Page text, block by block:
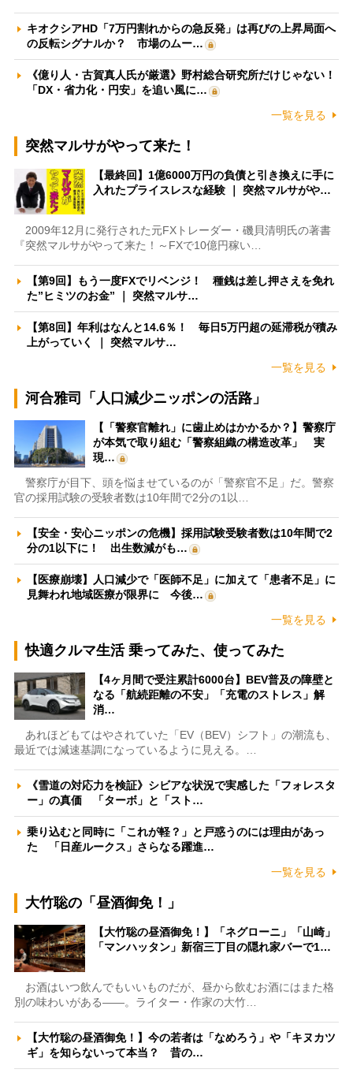
キオクシアHD「7万円割れからの急反発」は再びの上昇局面へ
の反転シグナルか？ 市場のムー…
《億り人・古賀真人氏が厳選》野村総合研究所だけじゃない！
「DX・省力化・円安」を追い風に…
一覧を見る
突然マルサがやって来た！
【最終回】1億6000万円の負債と引き換えに手に
入れたプライスレスな経験 ｜ 突然マルサがや…
2009年12月に発行された元FXトレーダー・磯貝清明氏の著書
『突然マルサがやって来た！～FXで10億円稼い…
【第9回】もう一度FXでリベンジ！ 種銭は差し押さえを免れ
た”ヒミツのお金” ｜ 突然マルサ…
【第8回】年利はなんと14.6％！ 毎日5万円超の延滞税が積み
上がっていく ｜ 突然マルサ…
一覧を見る
河合雅司「人口減少ニッポンの活路」
【「警察官離れ」に歯止めはかかるか？】警察庁
が本気で取り組む「警察組織の構造改革」 実
現…
警察庁が目下、頭を悩ませているのが「警察官不足」だ。警察
官の採用試験の受験者数は10年間で2分の1以…
【安全・安心ニッポンの危機】採用試験受験者数は10年間で2
分の1以下に！ 出生数減がも…
【医療崩壊】人口減少で「医師不足」に加えて「患者不足」に
見舞われ地域医療が限界に 今後…
一覧を見る
快適クルマ生活 乗ってみた、使ってみた
【4ヶ月間で受注累計6000台】BEV普及の障壁と
なる「航続距離の不安」「充電のストレス」解
消…
あれほどもてはやされていた「EV（BEV）シフト」の潮流も、
最近では減速基調になっているように見える。…
《雪道の対応力を検証》シビアな状況で実感した「フォレスタ
ー」の真価 「ターボ」と「スト…
乗り込むと同時に「これが軽？」と戸惑うのには理由があっ
た 「日産ルークス」さらなる躍進…
一覧を見る
大竹聡の「昼酒御免！」
【大竹聡の昼酒御免！】「ネグローニ」「山崎」
「マンハッタン」新宿三丁目の隠れ家バーで1…
お酒はいつ飲んでもいいものだが、昼から飲むお酒にはまた格
別の味わいがある――。ライター・作家の大竹…
【大竹聡の昼酒御免！】今の若者は「なめろう」や「キヌカツ
ギ」を知らないって本当？ 昔の…